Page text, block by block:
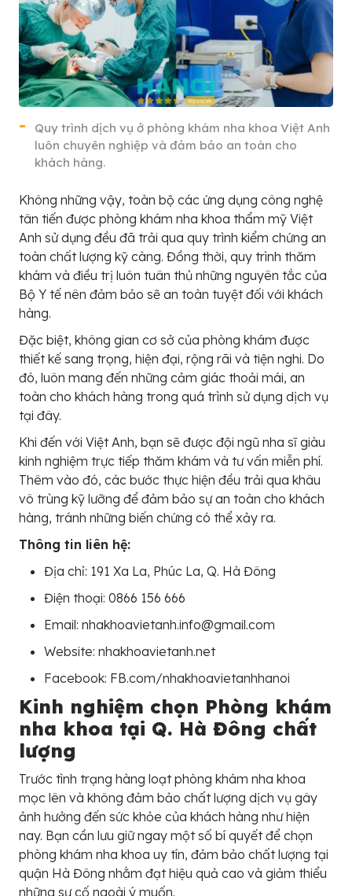
Quy trình dịch vụ ở phòng khám nha khoa Việt Anh
luôn chuyên nghiệp và đảm bảo an toàn cho
khách hàng.
Không những vậy, toàn bộ các ứng dụng công nghệ
tân tiến được phòng khám nha khoa thẩm mỹ Việt
Anh sử dụng đều đã trải qua quy trình kiểm chứng an
toàn chất lượng kỹ càng. Đồng thời, quy trình thăm
khám và điều trị luôn tuân thủ những nguyên tắc của
Bộ Y tế nên đảm bảo sẽ an toàn tuyệt đối với khách
hàng.
Đặc biệt, không gian cơ sở của phòng khám được
thiết kế sang trọng, hiện đại, rộng rãi và tiện nghi. Do
đó, luôn mang đến những cảm giác thoải mái, an
toàn cho khách hàng trong quá trình sử dụng dịch vụ
tại đây.
Khi đến với Việt Anh, bạn sẽ được đội ngũ nha sĩ giàu
kinh nghiệm trực tiếp thăm khám và tư vấn miễn phí.
Thêm vào đó, các bước thực hiện đều trải qua khâu
vô trùng kỹ lưỡng để đảm bảo sự an toàn cho khách
hàng, tránh những biến chứng có thể xảy ra.
Thông tin liên hệ:
Địa chỉ: 191 Xa La, Phúc La, Q. Hà Đông
Điện thoại: 0866 156 666
Email: nhakhoavietanh.info@gmail.com
Website: nhakhoavietanh.net
Facebook: FB.com/nhakhoavietanhhanoi
Kinh nghiệm chọn Phòng khám
nha khoa tại Q. Hà Đông chất
lượng
Trước tình trạng hàng loạt phòng khám nha khoa
mọc lên và không đảm bảo chất lượng dịch vụ gây
ảnh hưởng đến sức khỏe của khách hàng như hiện
nay. Bạn cần lưu giữ ngay một số bí quyết để chọn
phòng khám nha khoa uy tín, đảm bảo chất lượng tại
quận Hà Đông nhằm đạt hiệu quả cao và giảm thiểu
những sự cố ngoài ý muốn.